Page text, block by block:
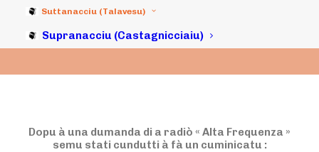
Suttanacciu (Talavesu)
Supranacciu (Castagnicciaiu)
Dopu à una dumanda di a radiò « Alta Frequenza »
semu stati cundutti à fà un cuminicatu :